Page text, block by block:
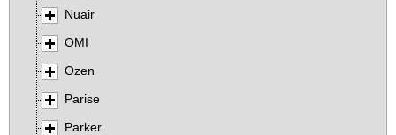
Nuair
OMI
Ozen
Parise
Parker